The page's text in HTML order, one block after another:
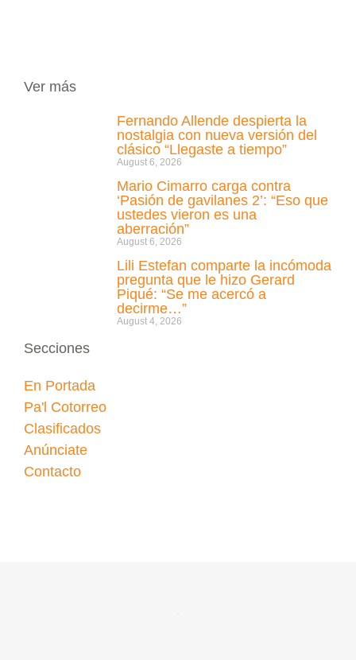
Ver más
Fernando Allende despierta la
nostalgia con nueva versión del
clásico “Llegaste a tiempo”
August 6, 2026
Mario Cimarro carga contra
‘Pasión de gavilanes 2’: “Eso que
ustedes vieron es una
aberración”
August 6, 2026
Lili Estefan comparte la incómoda
pregunta que le hizo Gerard
Piqué: “Se me acercó a
decirme…”
August 4, 2026
Secciones
En Portada
Pa'l Cotorreo
Clasificados
Anúnciate
Contacto